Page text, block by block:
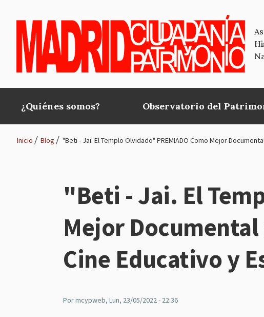
Main
navigation
¿Quiénes somos? Observatorio del
Inicio Blog "Beti - Jai. El Templo Olvidado" PREMIADO Como Mejor
"Beti - Jai. El
Mejor
Cine Educativo y
Pormcypweb, Lun, 23/05/2022 - 22:36